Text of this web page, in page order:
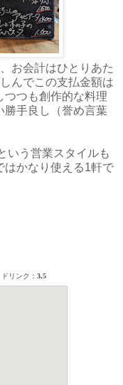
お会計はひとりあた
んでこの支払金額は
つつも創作的な料理
勝手良し（誉め言葉
いう営業スタイルも
はかなり使える1軒で